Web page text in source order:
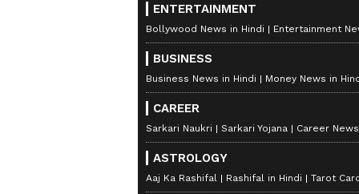
ENTERTAINMENT
Bollywood News in Hindi Entertainment
BUSINESS
Business News in Hindi Money News in
CAREER
Sarkari Naukri Sarkari Yojana Career
ASTROLOGY
Aaj Ka Rashifal Rashifal in Hindi Tarot